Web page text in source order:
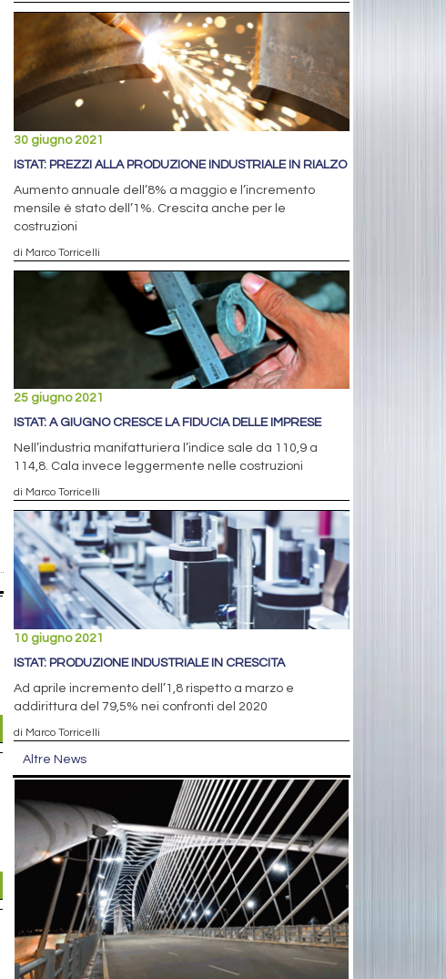
30 giugno 2021
ISTAT: PREZZI ALLA PRODUZIONE INDUSTRIALE IN RIALZO
Aumento annuale dell’8% a maggio e l’incremento
mensile è stato dell’1%. Crescita anche per le
costruzioni
di Marco Torricelli
25 giugno 2021
ISTAT: A GIUGNO CRESCE LA FIDUCIA DELLE IMPRESE
Nell’industria manifatturiera l’indice sale da 110,9 a
114,8. Cala invece leggermente nelle costruzioni
di Marco Torricelli
10 giugno 2021
ISTAT: PRODUZIONE INDUSTRIALE IN CRESCITA
Ad aprile incremento dell’1,8 rispetto a marzo e
addirittura del 79,5% nei confronti del 2020
di Marco Torricelli
Altre News